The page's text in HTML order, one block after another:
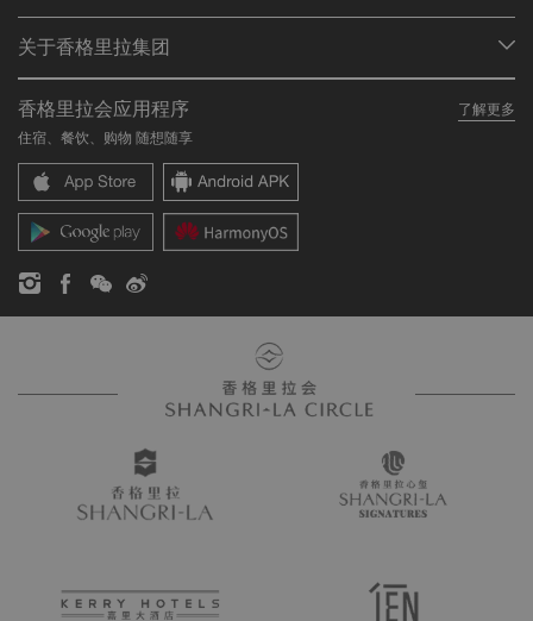
餐厅与酒吧
加入香格里拉会
常见问题
联络我们
关于香格里拉集团
我们的酒店品牌
香格里拉中心
香格里拉公寓
联系方式
职业发展
企业社会责任
新闻稿
香格里拉会应用程序
了解更多
住宿、餐饮、购物 随想随享